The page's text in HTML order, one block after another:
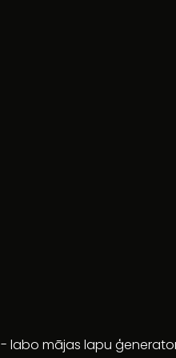
- labo mājas lapu